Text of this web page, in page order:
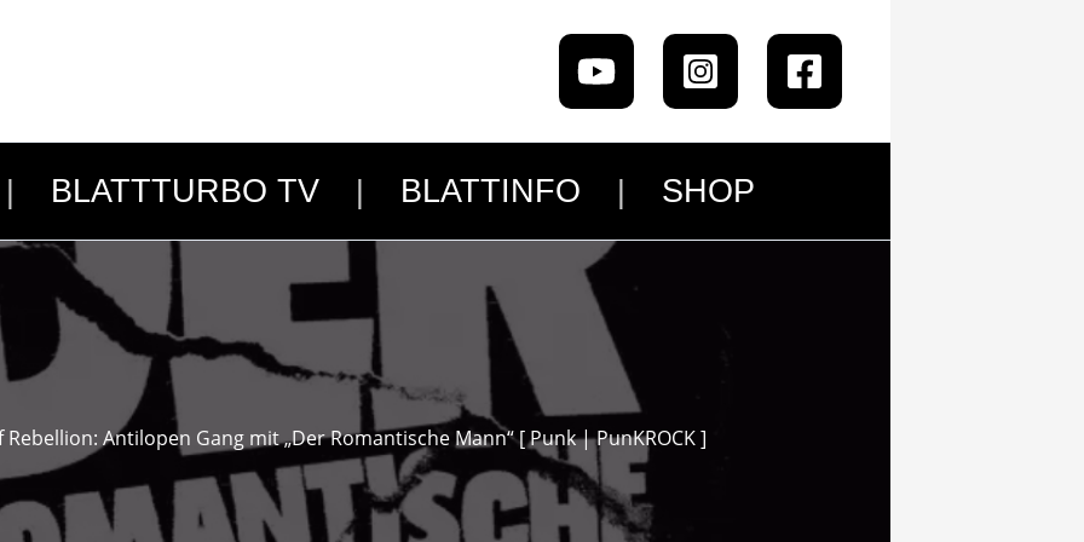
BLATTTURBO TV BLATTINFO SHOP
Antilopen Gang mit „Der Romantische Mann“ [ Punk | PunKROCK ]